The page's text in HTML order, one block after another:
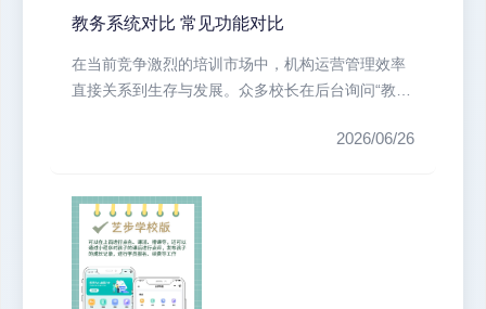
教务系统对比 常见功能对比
在当前竞争激烈的培训市场中，机构运营管理效率
直接关系到生存与发展。众多校长在后台询问“教务
2026/06/26